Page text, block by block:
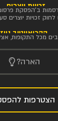
זכויות יוצרים
ב'הפסקת
זכויות יוצרים סעיף
הקריאייטיב ניוז
מכל התקופות,
הארה?
הצטרפות